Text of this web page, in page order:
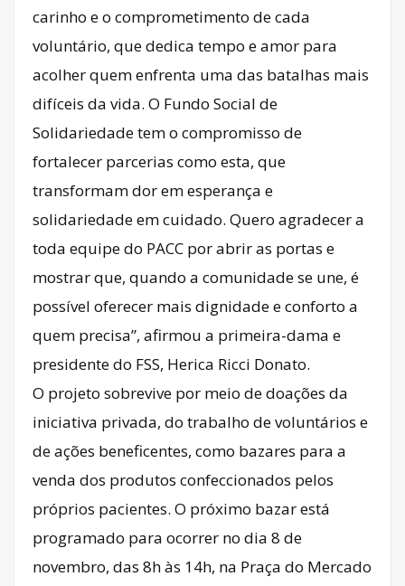
carinho e o comprometimento de cada
voluntário, que dedica tempo e amor para
acolher quem enfrenta uma das batalhas mais
difíceis da vida. O Fundo Social de
Solidariedade tem o compromisso de
fortalecer parcerias como esta, que
transformam dor em esperança e
solidariedade em cuidado. Quero agradecer a
toda equipe do PACC por abrir as portas e
mostrar que, quando a comunidade se une, é
possível oferecer mais dignidade e conforto a
quem precisa”, afirmou a primeira-dama e
presidente do FSS, Herica Ricci Donato.
O projeto sobrevive por meio de doações da
iniciativa privada, do trabalho de voluntários e
de ações beneficentes, como bazares para a
venda dos produtos confeccionados pelos
próprios pacientes. O próximo bazar está
programado para ocorrer no dia 8 de
novembro, das 8h às 14h, na Praça do Mercado